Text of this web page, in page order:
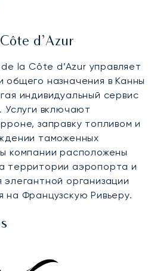
d’Azur
la Côte d’Azur управляет
общего назначения в Канны
индивидуальный сервис
Услуги включают
заправку топливом и
таможенных
компании расположены
территории аэропорта и
организации
на Французскую Ривьеру.